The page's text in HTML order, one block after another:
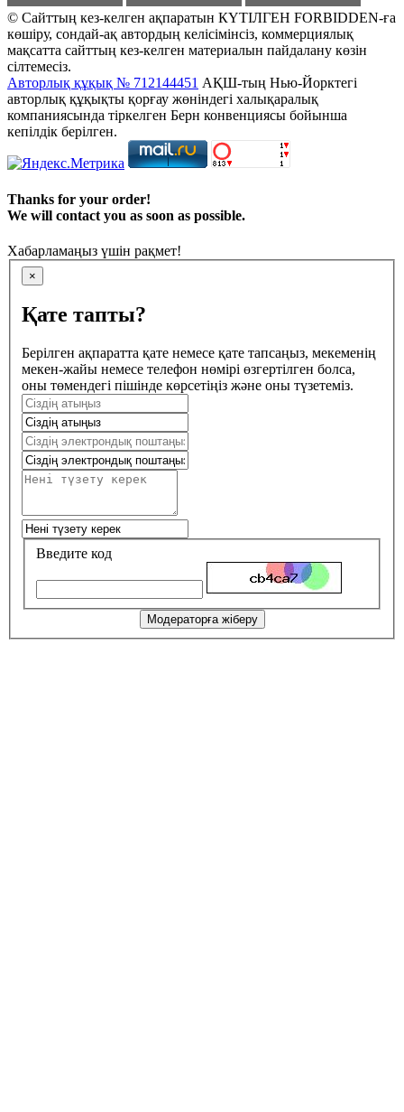
© Сайттың кез-келген ақпаратын КҮТІЛГЕН FORBIDDEN-ға
көшіру, сондай-ақ автордың келісімінсіз, коммерциялық
мақсатта сайттың кез-келген материалын пайдалану көзін
сілтемесіз.
Авторлық құқық № 712144451 АҚШ-тың Нью-Йорктегі
авторлық құқықты қорғау жөніндегі халықаралық
компаниясында тіркелген Берн конвенциясы бойынша
кепілдік берілген.
Thanks for your order!
We will contact you as soon as possible.
Хабарламаңыз үшін рақмет!
×
Қате тапты?
Берілген ақпаратта қате немесе қате тапсаңыз, мекеменің
мекен-жайы немесе телефон нөмірі өзгертілген болса,
оны төмендегі пішінде көрсетіңіз және оны түзетеміз.
Введите код
Модераторға жіберу